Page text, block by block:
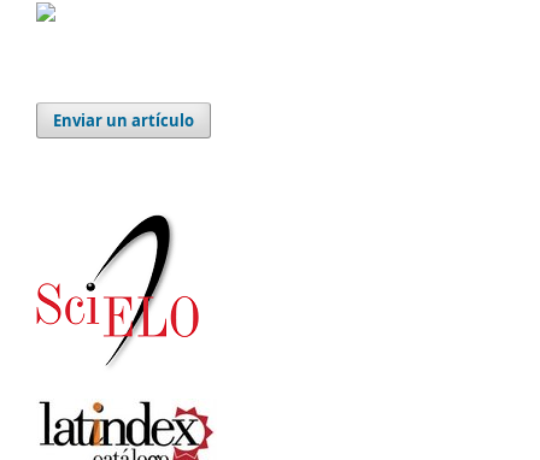
Enviar un artículo